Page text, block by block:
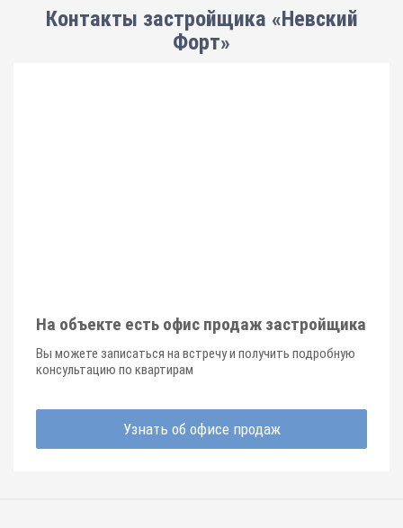
Контакты застройщика «Невский
Форт»
На объекте есть офис продаж застройщика
Вы можете записаться на встречу и получить подробную
консультацию по квартирам
Узнать об офисе продаж